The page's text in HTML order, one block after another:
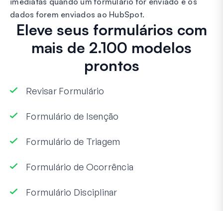
dados forem enviados ao HubSpot.
Eleve seus formulários com
mais de 2.100 modelos
prontos
Revisar Formulário
Formulário de Isenção
Formulário de Triagem
Formulário de Ocorrência
Formulário Disciplinar